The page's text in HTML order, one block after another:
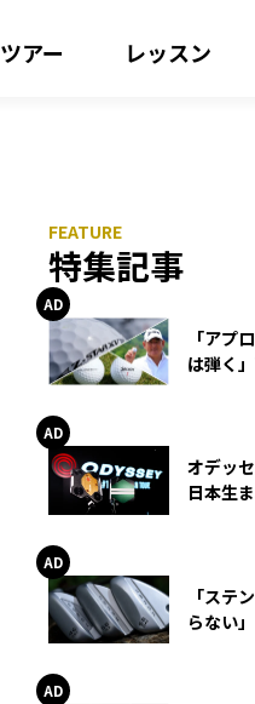
ツアー レッスン
特集記事
「アプ
は弾く
オデッ
日本生
「ステ
らない